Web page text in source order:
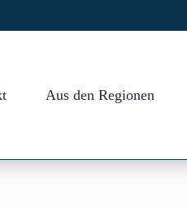
Aus den Regionen